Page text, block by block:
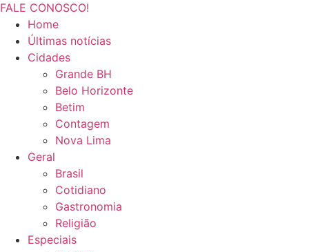
FALE CONOSCO!
Home
Últimas notícias
Cidades
Grande BH
Belo Horizonte
Betim
Contagem
Nova Lima
Geral
Brasil
Cotidiano
Gastronomia
Religião
Especiais